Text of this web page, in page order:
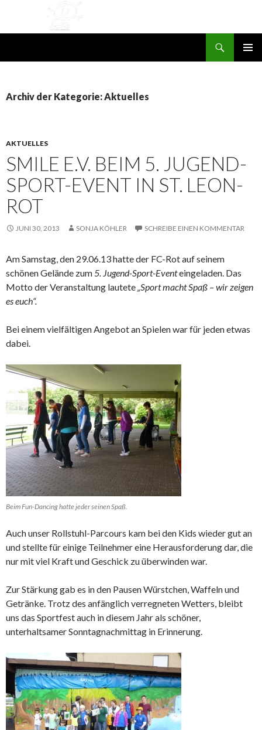
Archiv der Kategorie: Aktuelles
AKTUELLES
SMILE E.V. BEIM 5. JUGEND-
SPORT-EVENT IN ST. LEON-
ROT
JUNI 30, 2013 SONJA KÖHLER SCHREIBE EINEN KOMMENTAR
Am Samstag, den 29.06.13 hatte der FC-Rot auf seinem
schönen Gelände zum5. Jugend-Sport-Eventeingeladen. Das
Motto der Veranstaltung lautete„Sport macht Spaß – wir zeigen
es euch“.
Bei einem vielfältigen Angebot an Spielen war für jeden etwas
dabei.
Beim Fun-Dancing hatte jeder seinen Spaß.
Auch unser Rollstuhl-Parcours kam bei den Kids wieder gut an
und stellte für einige Teilnehmer eine Herausforderung dar, die
nur mit viel Kraft und Geschick zu überwinden war.
Zur Stärkung gab es in den Pausen Würstchen, Waffeln und
Getränke. Trotz des anfänglich verregneten Wetters, bleibt
uns das Sportfest auch in diesem Jahr als schöner,
unterhaltsamer Sonntagnachmittag in Erinnerung.